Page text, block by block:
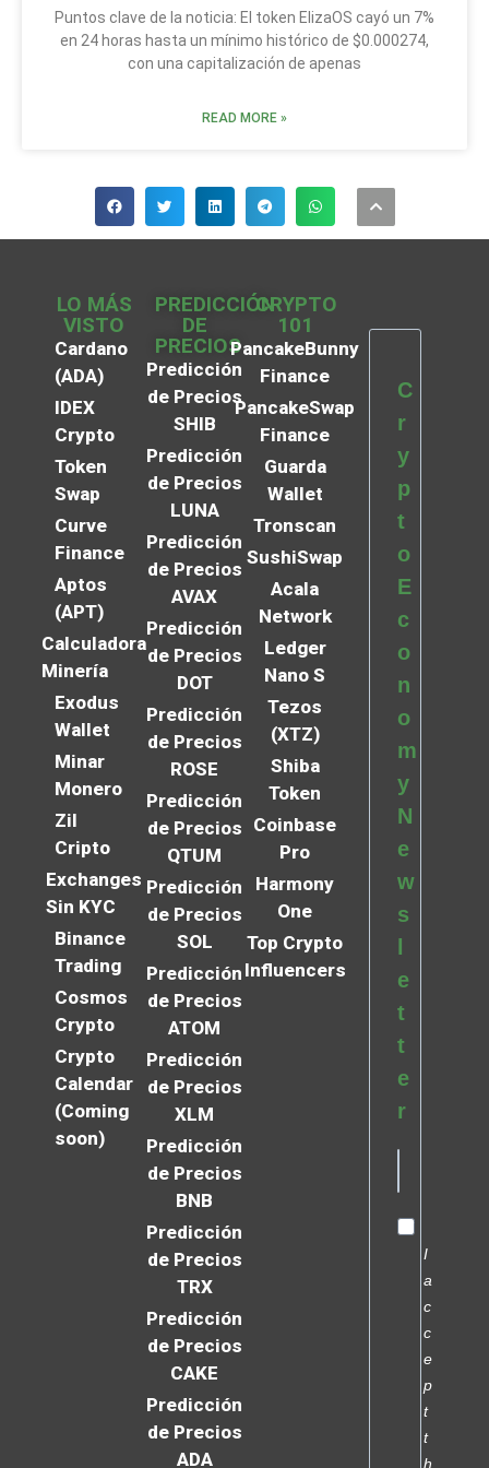
Puntos clave de la noticia: El token ElizaOS cayó un 7%
en 24 horas hasta un mínimo histórico de $0.000274,
con una capitalización de apenas
READ MORE »
LO MÁS
VISTO
Cardano
(ADA)
IDEX
Crypto
Token
Swap
Curve
Finance
Aptos
(APT)
Calculadora
Minería
Exodus
Wallet
Minar
Monero
Zil
Cripto
Exchanges
Sin KYC
Binance
Trading
Cosmos
Crypto
Crypto
Calendar
(Coming
soon)
PREDICCIÓN
DE
PRECIOS
Predicción
de Precios
SHIB
Predicción
de Precios
LUNA
Predicción
de Precios
AVAX
Predicción
de Precios
DOT
Predicción
de Precios
ROSE
Predicción
de Precios
QTUM
Predicción
de Precios
SOL
Predicción
de Precios
ATOM
Predicción
de Precios
XLM
Predicción
de Precios
BNB
Predicción
de Precios
TRX
Predicción
de Precios
CAKE
Predicción
de Precios
ADA
CRYPTO
101
PancakeBunny
Finance
PancakeSwap
Finance
Guarda
Wallet
Tronscan
SushiSwap
Acala
Network
Ledger
Nano S
Tezos
(XTZ)
Shiba
Token
Coinbase
Pro
Harmony
One
Top Crypto
Influencers
C
r
y
p
t
o
E
c
o
n
o
m
y
N
e
w
s
e
t
t
e
r
I
a
c
c
e
p
t
t
h